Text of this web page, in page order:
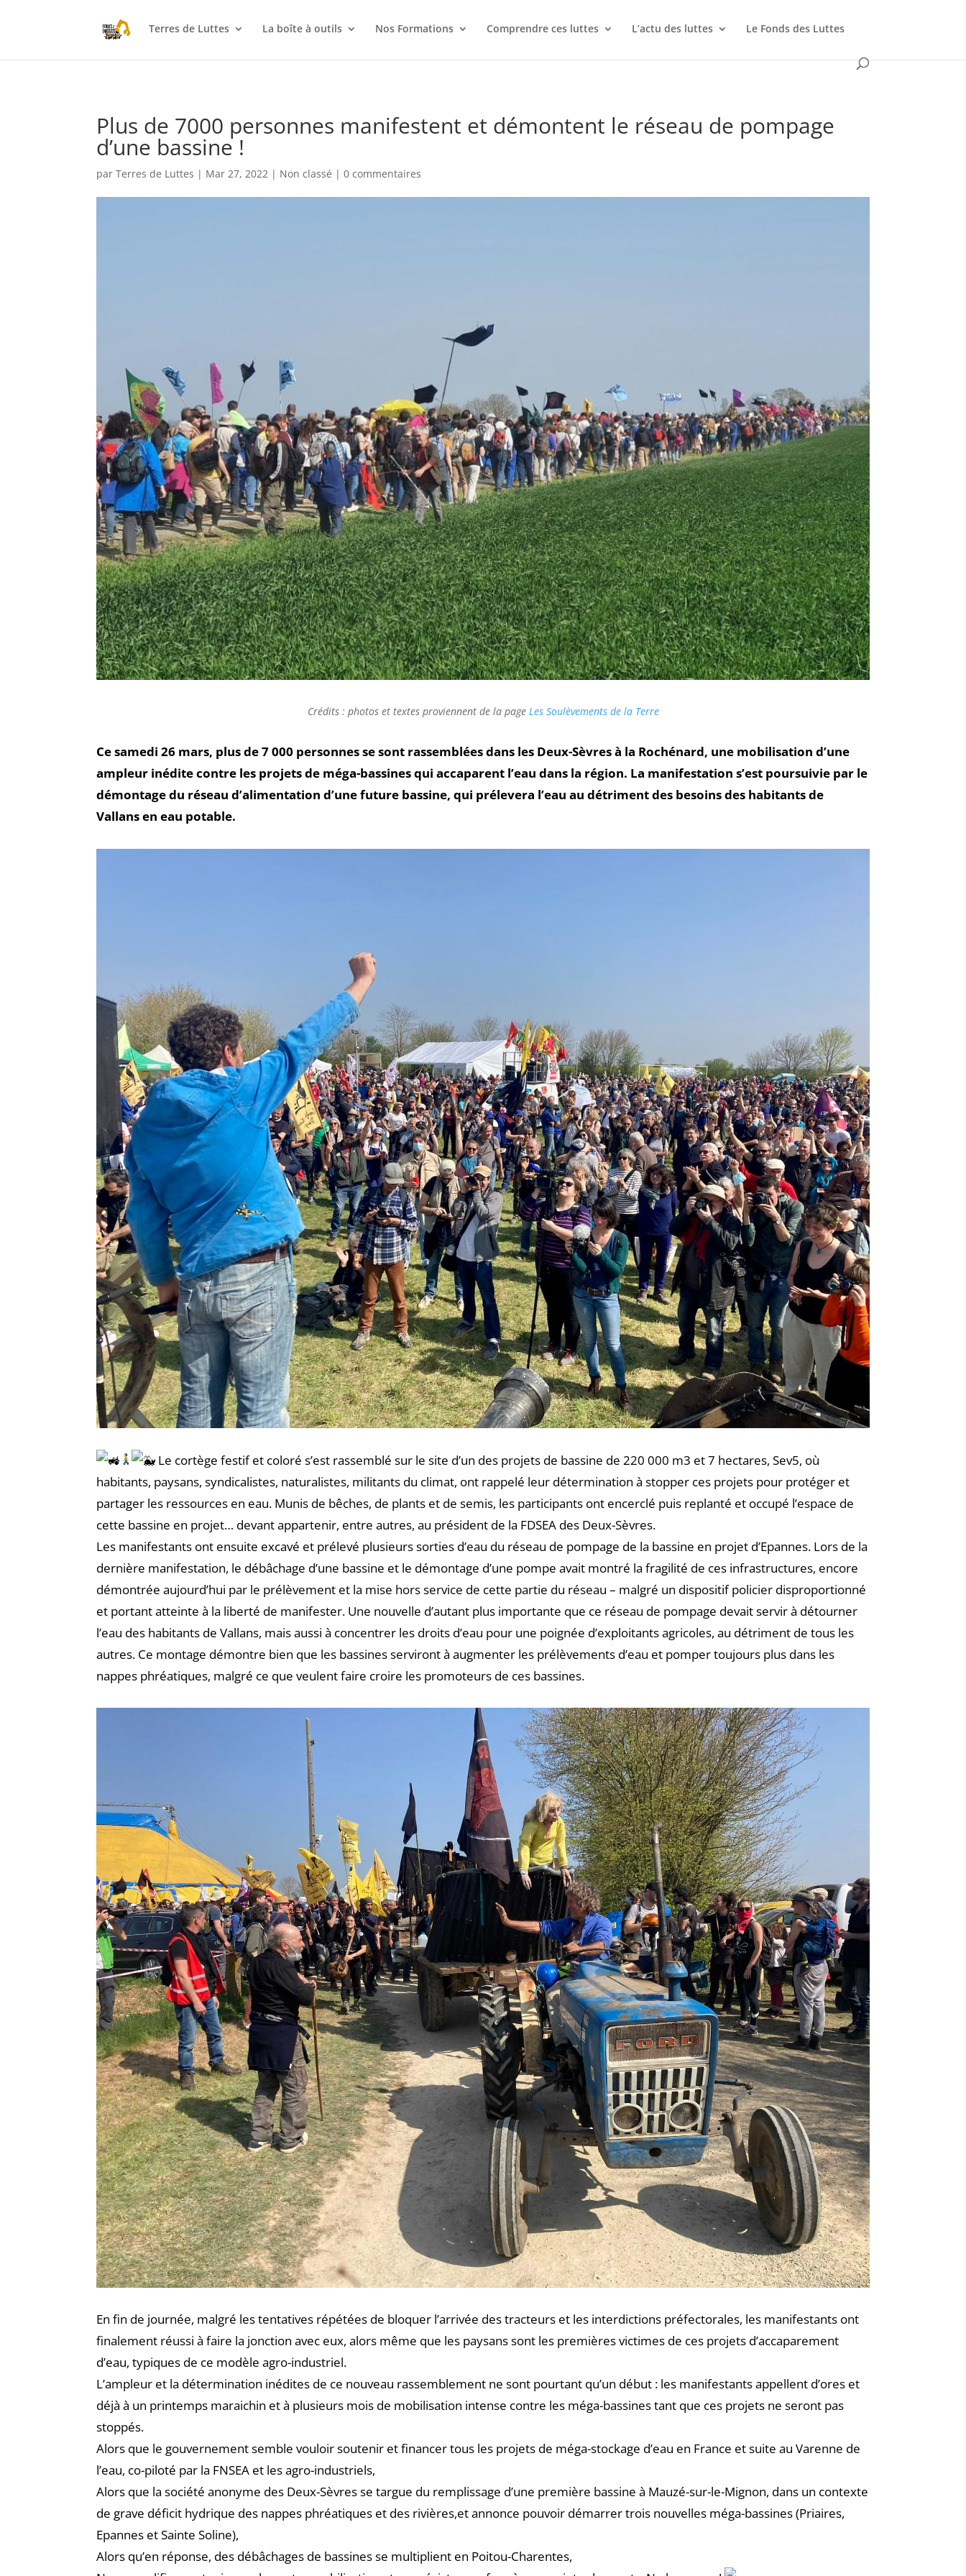
Terres de Luttes La boîte à outils Nos Formations Comprendre ces luttes L’actu des luttes Le Fonds des Luttes
Plus de 7000 personnes manifestent et démontent le réseau de pompage
d’une bassine !
parTerres de Luttes | Mar 27, 2022 | Non classé |0 commentaires
Crédits : photos et textes proviennent de la page Les Soulèvements de la Terre
Ce samedi 26 mars, plus de 7 000 personnes se sont rassemblées dans les Deux-Sèvres à la Rochénard, une mobilisation d’une
ampleur inédite contre les projets de méga-bassines qui accaparent l’eau dans la région. La manifestation s’est poursuivie par le
démontage du réseau d’alimentation d’une future bassine, qui prélevera l’eau au détriment des besoins des habitants de
Vallans en eau potable.
Le cortège festif et coloré s’est rassemblé sur le site d’un des projets de bassine de 220 000 m3 et 7 hectares, Sev5, où
habitants, paysans, syndicalistes, naturalistes, militants du climat, ont rappelé leur détermination à stopper ces projets pour protéger et
partager les ressources en eau. Munis de bêches, de plants et de semis, les participants ont encerclé puis replanté et occupé l’espace de
cette bassine en projet… devant appartenir, entre autres, au président de la FDSEA des Deux-Sèvres.
Les manifestants ont ensuite excavé et prélevé plusieurs sorties d’eau du réseau de pompage de la bassine en projet d’Epannes. Lors de la
dernière manifestation, le débâchage d’une bassine et le démontage d’une pompe avait montré la fragilité de ces infrastructures, encore
démontrée aujourd’hui par le prélèvement et la mise hors service de cette partie du réseau – malgré un dispositif policier disproportionné
et portant atteinte à la liberté de manifester. Une nouvelle d’autant plus importante que ce réseau de pompage devait servir à détourner
l’eau des habitants de Vallans, mais aussi à concentrer les droits d’eau pour une poignée d’exploitants agricoles, au détriment de tous les
autres. Ce montage démontre bien que les bassines serviront à augmenter les prélèvements d’eau et pomper toujours plus dans les
nappes phréatiques, malgré ce que veulent faire croire les promoteurs de ces bassines.
En fin de journée, malgré les tentatives répétées de bloquer l’arrivée des tracteurs et les interdictions préfectorales, les manifestants ont
finalement réussi à faire la jonction avec eux, alors même que les paysans sont les premières victimes de ces projets d’accaparement
d’eau, typiques de ce modèle agro-industriel.
L’ampleur et la détermination inédites de ce nouveau rassemblement ne sont pourtant qu’un début : les manifestants appellent d’ores et
déjà à un printemps maraichin et à plusieurs mois de mobilisation intense contre les méga-bassines tant que ces projets ne seront pas
stoppés.
Alors que le gouvernement semble vouloir soutenir et financer tous les projets de méga-stockage d’eau en France et suite au Varenne de
l’eau, co-piloté par la FNSEA et les agro-industriels,
Alors que la société anonyme des Deux-Sèvres se targue du remplissage d’une première bassine à Mauzé-sur-le-Mignon, dans un contexte
de grave déficit hydrique des nappes phréatiques et des rivières,et annonce pouvoir démarrer trois nouvelles méga-bassines (Priaires,
Epannes et Sainte Soline),
Alors qu’en réponse, des débâchages de bassines se multiplient en Poitou-Charentes,